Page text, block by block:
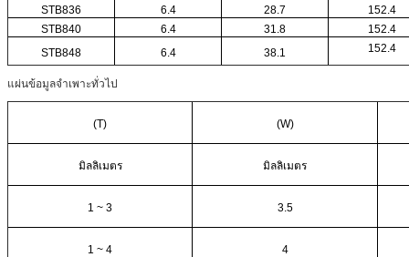
STB836
6.4 28.7
152.4
STB840
6.4 31.8
152.4
STB848
6.4 38.1 152.4
แผ่นข้อมูลจำเพาะทั่วไป
(T) (W)
มิลลิเมตร มิลลิเมตร
1 ~ 3 3.5
1 ~ 4 4